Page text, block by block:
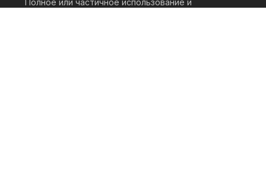
Полное или частичное использование и